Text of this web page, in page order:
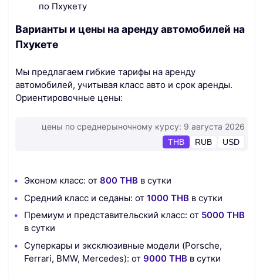
по Пхукету
Варианты и цены на аренду автомобилей на
Пхукете
Мы предлагаем гибкие тарифы на аренду
автомобилей, учитывая класс авто и срок аренды.
Ориентировочные цены:
цены по среднерыночному курсу: 9 августа 2026
THB RUB USD
Эконом класс: от 800 THB в сутки
Средний класс и седаны: от 1000 THB в сутки
Премиум и представительский класс: от 5000 THB
в сутки
Суперкары и эксклюзивные модели (Porsche,
Ferrari, BMW, Mercedes): от 9000 THB в сутки